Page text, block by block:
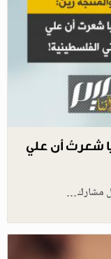
شعرتُ أن علي
مشارك…